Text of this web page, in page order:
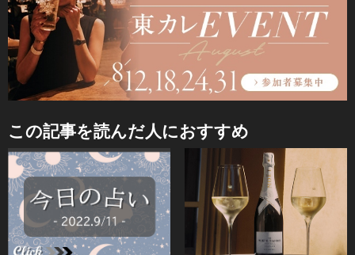
この記事を読んだ人におすすめ